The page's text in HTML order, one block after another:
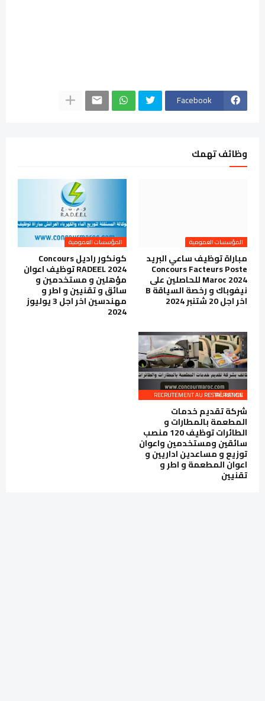
Facebook
وظائف تهمك
المؤسسات العمومية
مباراة توظيف ساعي البريد
Concours Facteurs Poste
Maroc 2024 للحاصلين على
نيفوباك و رخصة السياقة B
اخر اجل 20 شتنبر 2024
المؤسسات العمومية
كونكور راديل Concours
RADEEL 2024 توظيف اعوان
مؤهلين و مستخدمين و
سائق و تقنيين و اطر و
مهندسين اخر اجل 3 يوليوز
2024
RECRUTEMENT AU RESTAURATION AÉRIENNE
شركة تقديم خدمات
المطعمة بالمطارات و
الطائرات توظيف 120 منصب
سائقين ومستخدمين واعوان
توزيع و مساعدين اداريين و
اعوان المطعمة و اطر و
تقنيين